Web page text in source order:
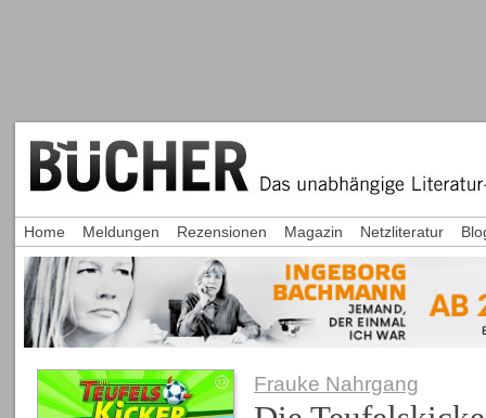
Frauke Nahrgang
Home Meldungen Rezensionen Magazin Netzliteratur